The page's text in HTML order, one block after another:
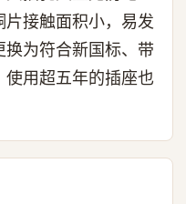
接触面积小，易发
换为符合新国标、带
使用超五年的插座也